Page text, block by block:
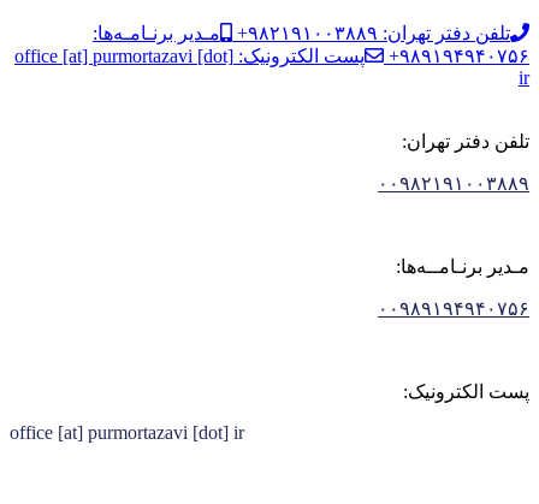
تلفن دفتر تهران: ۹۸۲۱۹۱۰۰۳۸۸۹+
مـدیر برنـامـه‌ها:
۹۸۹۱۹۴۹۴۰۷۵۶+
پست الکترونیک: office [at] purmortazavi [dot]
ir
تلفن دفتر تهران:
۰۰۹۸۲۱۹۱۰۰۳۸۸۹
مـدیر برنـامــه‌ها:
۰۰۹۸۹۱۹۴۹۴۰۷۵۶
پست الکترونیک:
office [at] purmortazavi [dot] ir